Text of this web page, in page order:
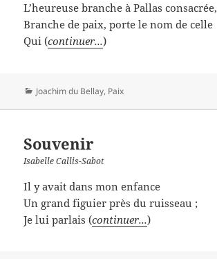
L’heureuse branche à Pallas consacrée,
Branche de paix, porte le nom de celle
Qui (continuer...)
Catégories
Joachim du Bellay, Paix
Souvenir
Isabelle Callis-Sabot
Il y avait dans mon enfance
Un grand figuier près du ruisseau ;
Je lui parlais (continuer...)